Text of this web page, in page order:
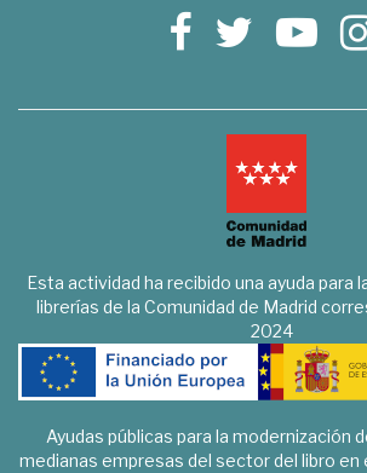
Esta actividad ha recibido una ayuda para
librerías de la Comunidad de Madrid
2024
Ayudas públicas para la modernización
medianas empresas del sector del libro en